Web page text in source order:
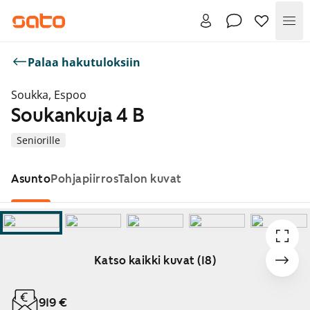
Palaa hakutuloksiin
Soukka, Espoo
Seniorille
Soukankuja 4 B
AsuntoPohjapiirrosTalon kuvat
Katso kaikki kuvat (18)
Näytetään dia 1 / 18
919 €